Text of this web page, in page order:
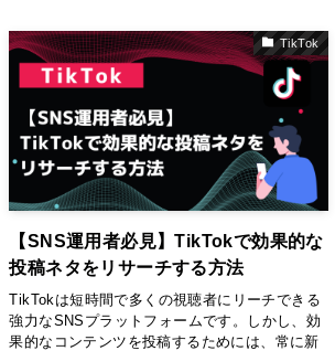
TikTok
【SNS運用者必見】TikTokで効果的な
投稿ネタをリサーチする方法
TikTokは短時間で多くの視聴者にリーチできる
強力なSNSプラットフォームです。しかし、効
果的なコンテンツを投稿するためには、常に新